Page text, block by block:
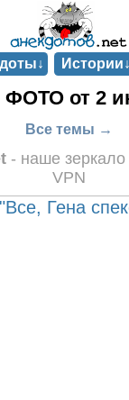
Истории↓
от 2
Все темы →
- наше
VPN